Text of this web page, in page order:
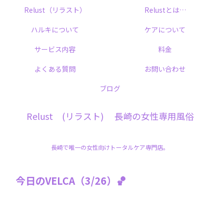
Relust (リラスト) 長崎の女性専用風俗
長崎で唯一の女性向けトータルケア専門店。
Relust（リラスト）
Relustとは…
ハルキについて
ケアについて
サービス内容
料金
よくある質問
お問い合わせ
ブログ
今日のVELCA（3/26）🏀